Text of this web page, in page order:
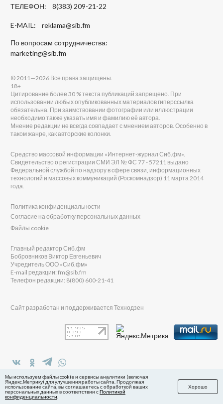
ТЕЛЕФОН: 8(383) 209-21-22
E-MAIL: reklama@sib.fm
По вопросам сотрудничества:
marketing@sib.fm
в Яндекс.Дзен
© 2011—2026 Все права защищены.
18+
Цитирование более 30 % текста публикаций запрещено. При
использовании любых опубликованных материалов гиперссылка
обязательна. При заимствовании фотографии или иллюстрации
необходимо также указать имя и фамилию её автора.
Мнение редакции не всегда совпадает с мнением авторов. Особенно в
таком жанре, как авторские колонки.
Средство массовой информации «Интернет-журнал Сиб.фм».
Свидетельство о регистрации СМИ ЭЛ № ФС 77 - 57211 выдано
Федеральной службой по надзору в сфере связи, информационных
технологий и массовых коммуникаций (Роскомнадзор) 11 марта 2014
года.
Политика конфиденциальности
Согласие на обработку персональных данных
Файлы cookie
Главный редактор Сиб.фм
Бобровников Виктор Евгеньевич
Учредитель ООО «Сиб.фм»
E-mail редакции: fm@sib.fm
Телефон редакции: 8(800) 600-21-41
Сайт разработан и поддерживается Технодзен
Мы используем файлы cookie и сервисы аналитики (включая
Яндекс.Метрику) для улучшения работы сайта. Продолжая
использование сайта, вы соглашаетесь с обработкой ваших
персональных данных в соответствии сПолитикой
конфиденциальности
Хорошо